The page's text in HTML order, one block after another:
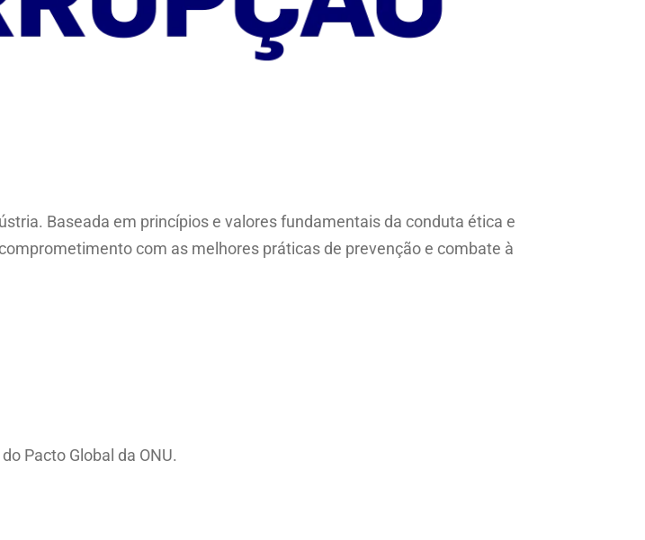
Baseada em princípios e valores fundamentais da conduta ética e
com as melhores práticas de prevenção e combate à
Pacto Global da ONU.